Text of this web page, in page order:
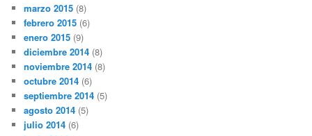
marzo 2015 (8)
febrero 2015 (6)
enero 2015 (9)
diciembre 2014 (8)
noviembre 2014 (8)
octubre 2014 (6)
septiembre 2014 (5)
agosto 2014 (5)
julio 2014 (6)